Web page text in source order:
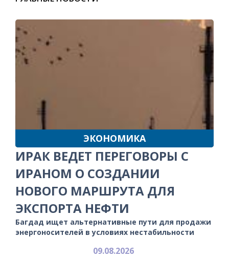
ЭКОНОМИКА
ИРАК ВЕДЕТ ПЕРЕГОВОРЫ С
ИРАНОМ О СОЗДАНИИ
НОВОГО МАРШРУТА ДЛЯ
ЭКСПОРТА НЕФТИ
Багдад ищет альтернативные пути для продажи
энергоносителей в условиях нестабильности
09.08.2026